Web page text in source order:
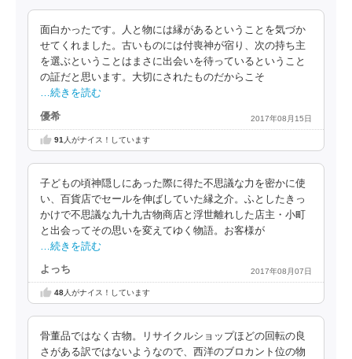
面白かったです。人と物には縁があるということを気づか
せてくれました。古いものには付喪神が宿り、次の持ち主
を選ぶということはまさに出会いを待っているということ
の証だと思います。大切にされたものだからこそ
…続きを読む
優希 2017年08月15日
91 人がナイス！しています
子どもの頃神隠しにあった際に得た不思議な力を密かに使
い、百貨店でセールを伸ばしていた縁之介。ふとしたきっ
かけで不思議な九十九古物商店と浮世離れした店主・小町
と出会ってその思いを変えてゆく物語。お客様が
…続きを読む
よっち 2017年08月07日
48人がナイス！しています
骨董品ではなく古物。リサイクルショップほどの回転の良
さがある訳ではないようなので、西洋のブロカント位の物